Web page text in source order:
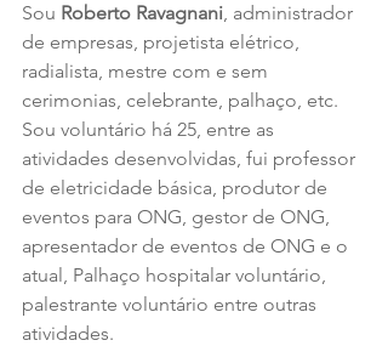
Sou Roberto Ravagnani, administrador
de empresas, projetista elétrico,
radialista, mestre com e sem
cerimonias, celebrante, palhaço, etc.
Sou voluntário há 25, entre as
atividades desenvolvidas, fui professor
de eletricidade básica, produtor de
eventos para ONG, gestor de ONG,
apresentador de eventos de ONG e o
atual, Palhaço hospitalar voluntário,
palestrante voluntário entre outras
atividades.